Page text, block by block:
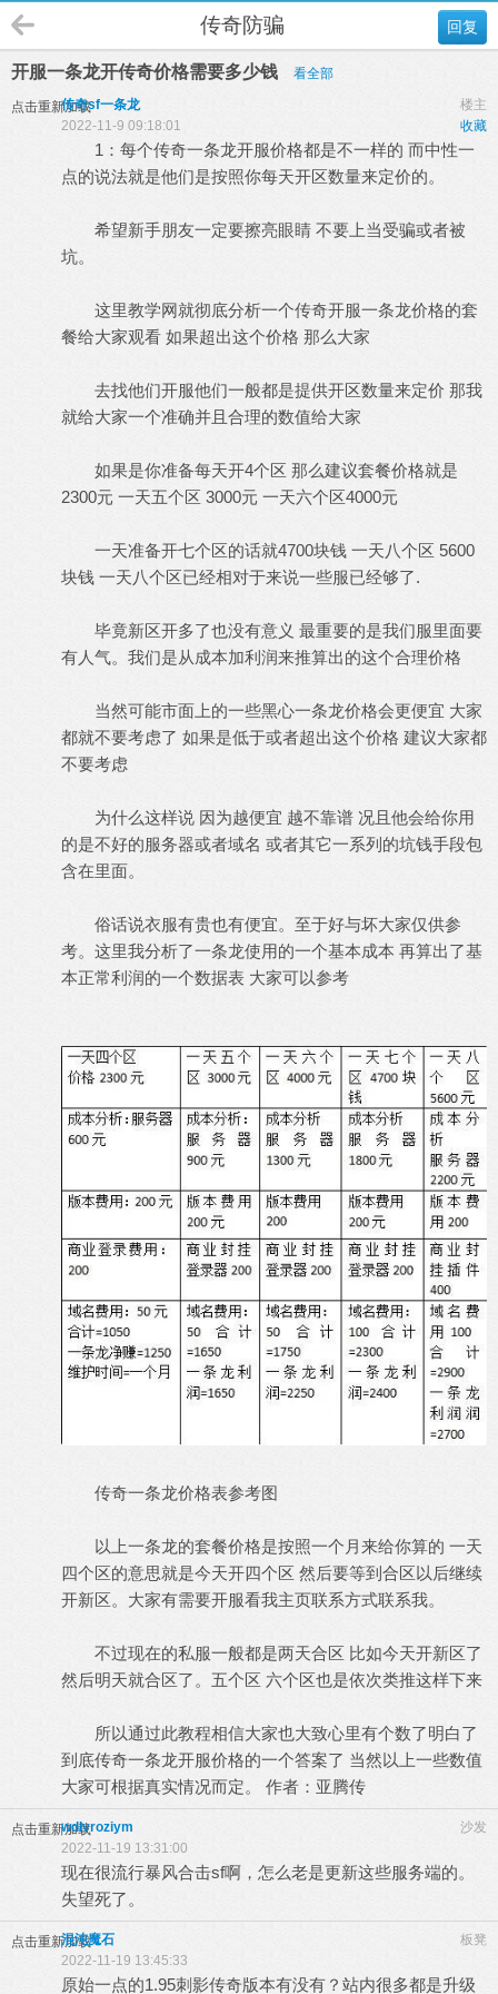
回复
传奇防骗
开服一条龙开传奇价格需要多少钱 看全部
点击重新加载 楼主
传奇sf一条龙
收藏
2022-11-9 09:18:01
1：每个传奇一条龙开服价格都是不一样的 而中性一
点的说法就是他们是按照你每天开区数量来定价的。
希望新手朋友一定要擦亮眼睛 不要上当受骗或者被
坑。
这里教学网就彻底分析一个传奇开服一条龙价格的套
餐给大家观看 如果超出这个价格 那么大家
去找他们开服他们一般都是提供开区数量来定价 那我
就给大家一个准确并且合理的数值给大家
如果是你准备每天开4个区 那么建议套餐价格就是
2300元 一天五个区 3000元 一天六个区4000元
一天准备开七个区的话就4700块钱 一天八个区 5600
块钱 一天八个区已经相对于来说一些服已经够了.
毕竟新区开多了也没有意义 最重要的是我们服里面要
有人气。我们是从成本加利润来推算出的这个合理价格
当然可能市面上的一些黑心一条龙价格会更便宜 大家
都就不要考虑了 如果是低于或者超出这个价格 建议大家都
不要考虑
为什么这样说 因为越便宜 越不靠谱 况且他会给你用
的是不好的服务器或者域名 或者其它一系列的坑钱手段包
含在里面。
俗话说衣服有贵也有便宜。至于好与坏大家仅供参
考。这里我分析了一条龙使用的一个基本成本 再算出了基
本正常利润的一个数据表 大家可以参考
传奇一条龙价格表参考图
以上一条龙的套餐价格是按照一个月来给你算的 一天
四个区的意思就是今天开四个区 然后要等到合区以后继续
开新区。大家有需要开服看我主页联系方式联系我。
不过现在的私服一般都是两天合区 比如今天开新区了
然后明天就合区了。五个区 六个区也是依次类推这样下来
所以通过此教程相信大家也大致心里有个数了明白了
到底传奇一条龙开服价格的一个答案了 当然以上一些数值
大家可根据真实情况而定。 作者：亚腾传
点击重新加载 沙发
wdlvroziym
2022-11-19 13:31:00
现在很流行暴风合击sf啊，怎么老是更新这些服务端的。
失望死了。
点击重新加载 板凳
混沌魔石
2022-11-19 13:45:33
原始一点的1.95刺影传奇版本有没有？站内很多都是升级